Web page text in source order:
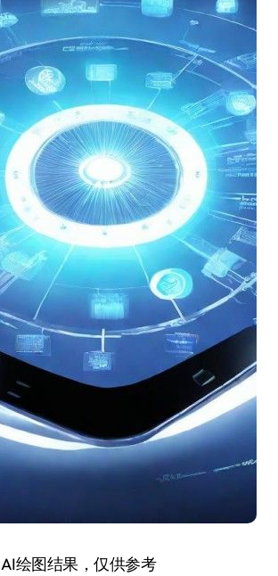
AI绘图结果，仅供参考